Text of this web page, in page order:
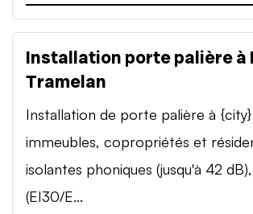
Installation porte palière à
Tramelan
Installation de porte palière à
immeubles, copropriétés et
isolantes phoniques (jusqu'à 42
(EI30/E...